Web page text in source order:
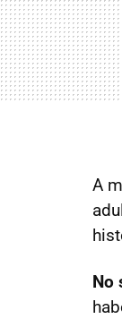
A
No